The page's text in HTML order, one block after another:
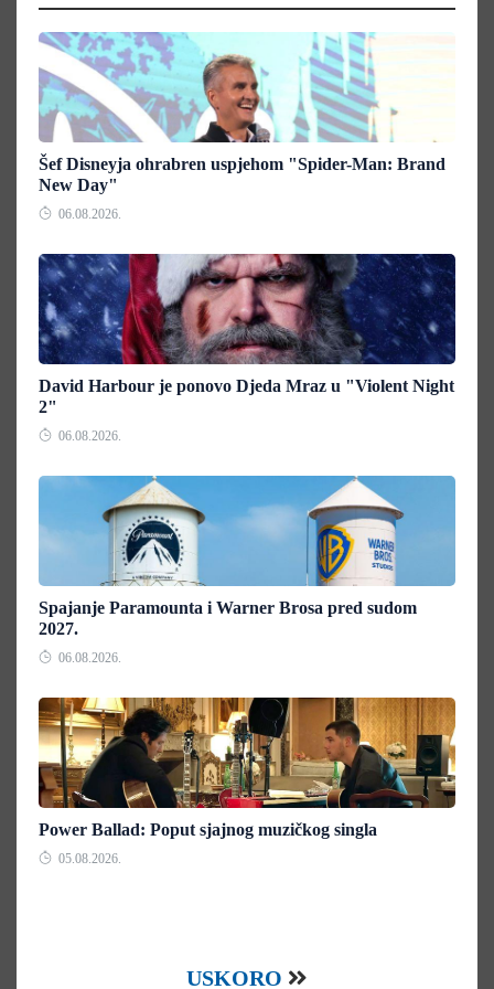
Šef Disneyja ohrabren uspjehom "Spider-Man: Brand
New Day"
06.08.2026.
David Harbour je ponovo Djeda Mraz u "Violent Night
2"
06.08.2026.
Spajanje Paramounta i Warner Brosa pred sudom
2027.
06.08.2026.
Power Ballad: Poput sjajnog muzičkog singla
05.08.2026.
USKORO